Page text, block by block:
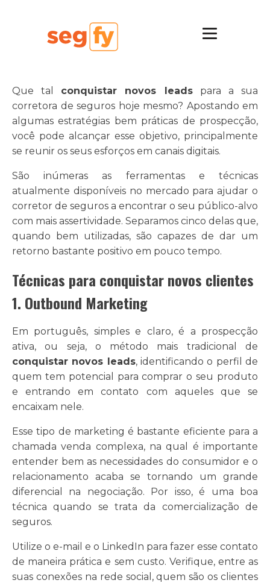
Que tal conquistar novos leadspara a sua
corretora de seguros hoje mesmo? Apostando em
algumas estratégias bem práticas de prospecção,
você pode alcançar esse objetivo, principalmente
se reunir os seus esforços em canais digitais.
São inúmeras as ferramentas e técnicas
atualmente disponíveis no mercado para ajudar o
corretor de seguros a encontrar o seu público-alvo
com mais assertividade. Separamos cinco delas que,
quando bem utilizadas, são capazes de dar um
retorno bastante positivo em pouco tempo.
Técnicas para conquistar novos clientes
1. Outbound Marketing
Em português, simples e claro, é a prospecção
ativa, ou seja, o método mais tradicional de
conquistar novos leads, identificando o perfil de
quem tem potencial para comprar o seu produto
e entrando em contato com aqueles que se
encaixam nele.
Esse tipo de marketing é bastante eficiente para a
chamada venda complexa, na qual é importante
entender bem as necessidades do consumidor e o
relacionamento acaba se tornando um grande
diferencial na negociação. Por isso, é uma boa
técnica quando se trata da comercialização de
seguros.
Utilize o e-mail e o LinkedIn para fazer esse contato
de maneira prática e sem custo. Verifique, entre as
suas conexões na rede social, quem são os clientes